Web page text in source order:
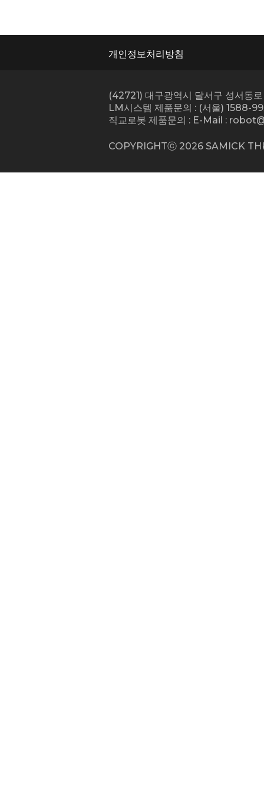
개인정보처리방침
(42721) 대구광역시 달서구 성서동
LM시스템 제품문의 : (서울) 1588-
직교로봇 제품문의 : E-Mail :
COPYRIGHTⓒ 2026 SAMICK